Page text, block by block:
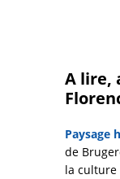
A lire,
Paysage
de
la culture